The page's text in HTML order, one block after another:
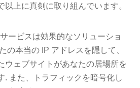
以上に真剣に取り組んでいます。
ービスは効果的なソリューショ
の本当の IP アドレスを隠して、
ウェブサイトがあなたの居場所を
. また、トラフィックを暗号化し